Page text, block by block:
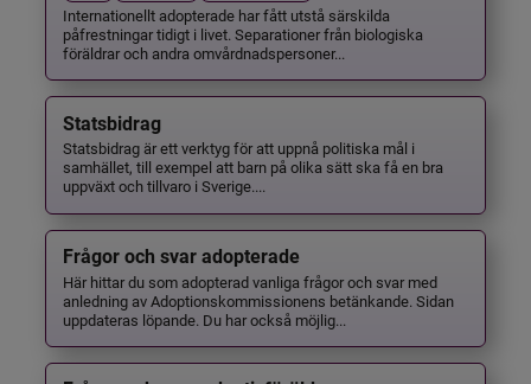
Internationellt adopterade har fått utstå särskilda
påfrestningar tidigt i livet. Separationer från biologiska
föräldrar och andra omvårdnadspersoner...
Statsbidrag
Statsbidrag är ett verktyg för att uppnå politiska mål i
samhället, till exempel att barn på olika sätt ska få en bra
uppväxt och tillvaro i Sverige....
Frågor och svar adopterade
Här hittar du som adopterad vanliga frågor och svar med
anledning av Adoptionskommissionens betänkande. Sidan
uppdateras löpande. Du har också möjlig...